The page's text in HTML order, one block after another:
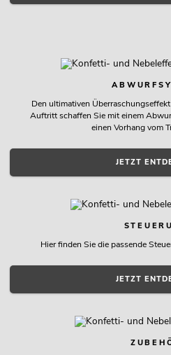
Den ultimativen
Auftritt schaffen Sie mit einem
einen Vorhang vom
JETZT
Hier finden Sie die passende
JETZT